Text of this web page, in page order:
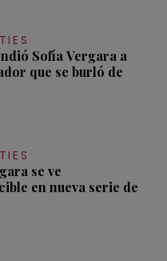
Sofía Vergara a
que se burló de
se ve
en nueva serie de